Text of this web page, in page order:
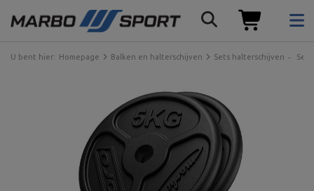
U bent hier: Homepage Balken en halterschijven Sets halterschijven